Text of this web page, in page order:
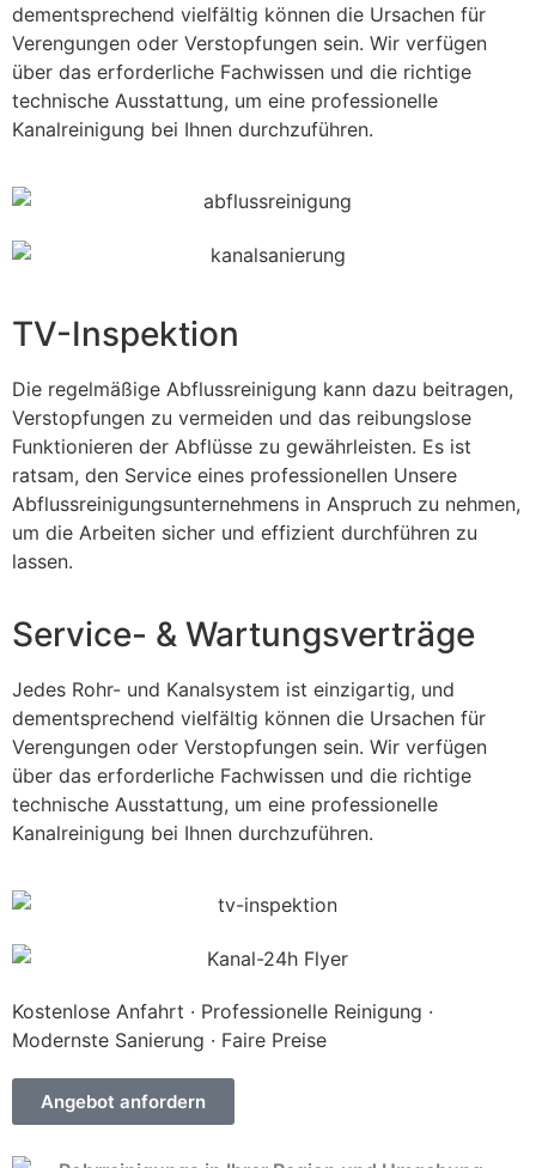
dementsprechend vielfältig können die Ursachen für
Verengungen oder Verstopfungen sein. Wir verfügen
über das erforderliche Fachwissen und die richtige
technische Ausstattung, um eine professionelle
Kanalreinigung bei Ihnen durchzuführen.
TV-Inspektion
Die regelmäßige Abflussreinigung kann dazu beitragen,
Verstopfungen zu vermeiden und das reibungslose
Funktionieren der Abflüsse zu gewährleisten. Es ist
ratsam, den Service eines professionellen Unsere
Abflussreinigungsunternehmens in Anspruch zu nehmen,
um die Arbeiten sicher und effizient durchführen zu
lassen.
Service- & Wartungsverträge
Jedes Rohr- und Kanalsystem ist einzigartig, und
dementsprechend vielfältig können die Ursachen für
Verengungen oder Verstopfungen sein. Wir verfügen
über das erforderliche Fachwissen und die richtige
technische Ausstattung, um eine professionelle
Kanalreinigung bei Ihnen durchzuführen.
Kostenlose Anfahrt · Professionelle Reinigung ·
Modernste Sanierung · Faire Preise
Angebot anfordern